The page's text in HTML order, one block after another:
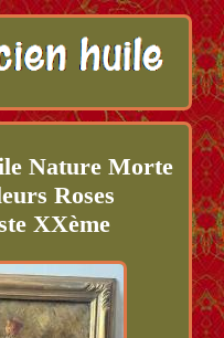
Nature Morte
Roses
XXème